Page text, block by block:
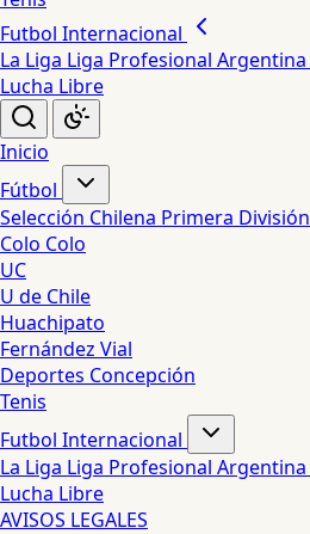
Futbol Internacional
La Liga Liga Profesional Argentina
Lucha Libre
Inicio
Fútbol
Selección Chilena Primera División
Colo Colo
UC
U de Chile
Huachipato
Fernández Vial
Deportes Concepción
Tenis
Futbol Internacional
La Liga Liga Profesional Argentina
Lucha Libre
AVISOS LEGALES